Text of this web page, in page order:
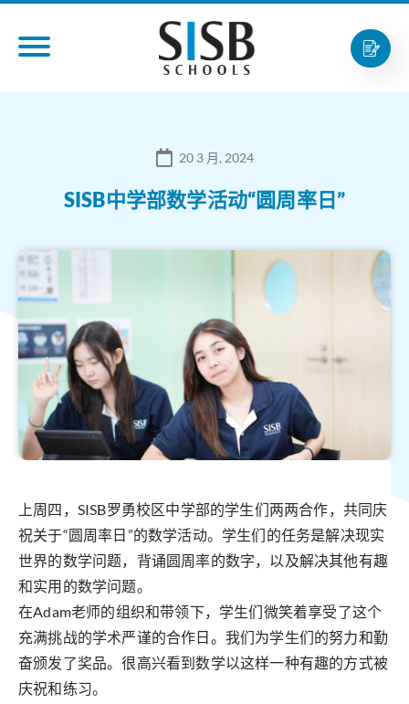
20 3 月, 2024
SISB中学部数学活动“圆周率日”
上周四，SISB罗勇校区中学部的学生们两两合作，共同庆
祝关于“圆周率日”的数学活动。学生们的任务是解决现实
世界的数学问题，背诵圆周率的数字，以及解决其他有趣
和实用的数学问题。
在Adam老师的组织和带领下，学生们微笑着享受了这个
充满挑战的学术严谨的合作日。我们为学生们的努力和勤
奋颁发了奖品。很高兴看到数学以这样一种有趣的方式被
庆祝和练习。